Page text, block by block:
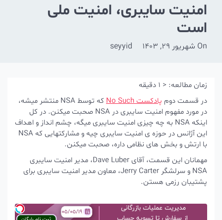
امنیت سایبری، امنیت ملی
است
شهریور 29, 1403 seyyid
زمان مطالعه:< 1 دقیقه
در قسمت دومپادکست No Such
که توسط NSA منتشر میشه،
در مورد مفهوم امنیت سایبری در NSA صحبت میکنن. در کل
اینکه NSA به چه چیزی امنیت سایبری میگه، چشم انداز و اهداف
این آژانس در حوزه ی امنیت سایبری چیه و مشارکتهایی که NSA
با ارتش و بخش های نظامی داره، صحبت میکنن.
مهمانان این قسمت، آقای Dave Luber، مدیر امنیت سایبری
NSA و سرلشگر Jerry Carter، معاون مدیر امنیت سایبری برای
پشتیبان رزمی هستن.